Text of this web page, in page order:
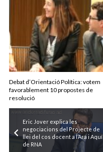
Debat d’Orientació Política: votem
favorablement 10 propostes de
resolució
Eric Jover explica les
negociacions del Projecte de
llei del cos docent a l’Ara i Aquí
de RNA